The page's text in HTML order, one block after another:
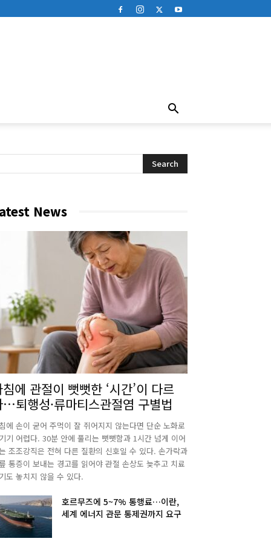
News
에 관절이 뻣뻣한 ‘시간’이 다르
퇴행성·류마티스관절염 구별법
에 손이 굳어 주먹이 잘 쥐어지지 않는다면 단순 노화로
기 어렵다. 30분 안에 풀리는 뻣뻣함과 1시간 넘게 이어
조조강직은 전혀 다른 질환의 신호일 수 있다. 손가락과
통증이 보내는 경고를 읽어야 관절 손상도 늦추고 치료
도 놓치지 않을 수 있다.
호르무즈에 5~7% 통행료…이란,
세계 에너지 관문 통제권까지 요구